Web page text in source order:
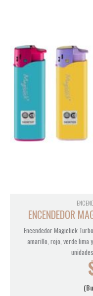
ENCENDEDOR
Encendedor Magiclick
amarillo, rojo, verde lima